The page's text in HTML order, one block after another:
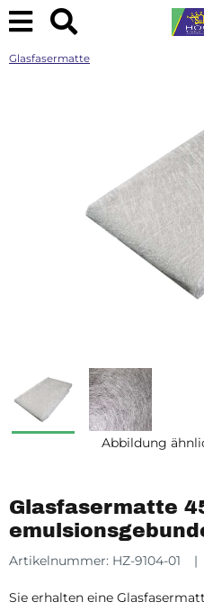
Glasfasermatte
Abbildung
Glasfasermatte
Artikelnummer: HZ-9104-01
Sie erhalten eine